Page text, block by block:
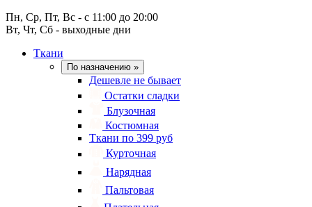
Пн, Ср, Пт, Вс - с 11:00 до 20:00
Вт, Чт, Сб - выходные дни
Ткани
По назначению »
Дешевле не бывает
Остатки сладки
Блузочная
Костюмная
Ткани по 399 руб
Курточная
Нарядная
Пальтовая